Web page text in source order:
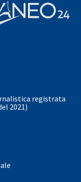
registrata
2021)